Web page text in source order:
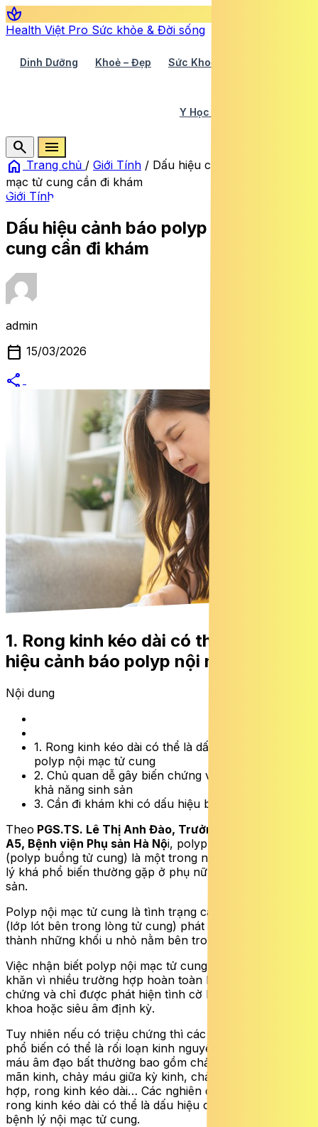
spa
Health Việt Pro Sức khỏe & Đời sống
Dinh Dưỡng Khoẻ – Đẹp Sức Khoẻ TV
Y Học Cổ Truyền
search
menu
home Trang chủ / Giới Tính / Dấu hiệu cảnh báo polyp nội
mạc tử cung cần đi khám
Giới Tính
Dấu hiệu cảnh báo polyp nội mạc tử
cung cần đi khám
admin
calendar_today 15/03/2026
share
1. Rong kinh kéo dài có thể là dấu
hiệu cảnh báo polyp nội mạc tử cung
Nội dung
1. Rong kinh kéo dài có thể là dấu hiệu cảnh báo
polyp nội mạc tử cung
2. Chủ quan dễ gây biến chứng và ảnh hưởng đến
khả năng sinh sản
3. Cần đi khám khi có dấu hiệu bất thường
Theo PGS.TS. Lê Thị Anh Đào, Trưởng Khoa Phụ ngoại
A5, Bệnh viện Phụ sản Hà Nội, polyp nội mạc tử cung
(polyp buồng tử cung) là một trong những là một bệnh
lý khá phổ biến thường gặp ở phụ nữ trong độ tuổi sinh
sản.
Polyp nội mạc tử cung là tình trạng các tế bào niêm mạc
(lớp lót bên trong lòng tử cung) phát triển quá mức tạo
thành những khối u nhỏ nằm bên trong buồng tử cung.
Việc nhận biết polyp nội mạc tử cung đôi khi khá khó
khăn vì nhiều trường hợp hoàn toàn không có triệu
chứng và chỉ được phát hiện tình cờ khi đi khám phụ
khoa hoặc siêu âm định kỳ.
Tuy nhiên nếu có triệu chứng thì các dấu hiệu cảnh báo
phổ biến có thể là rối loạn kinh nguyệt, đặc biệt là chảy
máu âm đạo bất thường bao gồm chảy máu âm đạo sau
mãn kinh, chảy máu giữa kỳ kinh, chảy máu sau khi giao
hợp, rong kinh kéo dài… Các nghiên cứu chỉ ra rằng,
rong kinh kéo dài có thể là dấu hiệu cảnh báo sớm của
bệnh lý nội mạc tử cung.